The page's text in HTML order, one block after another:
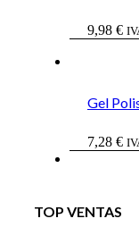
9,98 €
Gel
7,28 €
TOP VENTAS